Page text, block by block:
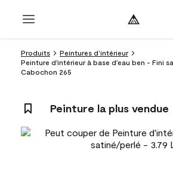
Produits
Peintures d’intérieur
Peinture d'intérieur à base d'eau ben - Fini
Cabochon 265
Peinture la plus vendue